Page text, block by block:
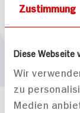
Zustimmung
Diese Webseite
Wir
zu
Medien